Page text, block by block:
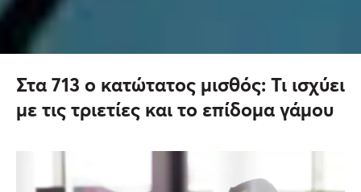
Στα 713 ο κατώτατος μισθός: Τι ισχύει
με τις τριετίες και το επίδομα γάμου